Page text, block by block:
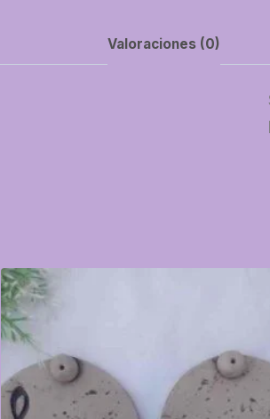
Valoraciones (0)